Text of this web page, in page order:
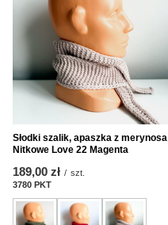
Słodki szalik, apaszka z merynosa
Nitkowe Love 22 Magenta
189,00 zł / szt.
3780 PKT